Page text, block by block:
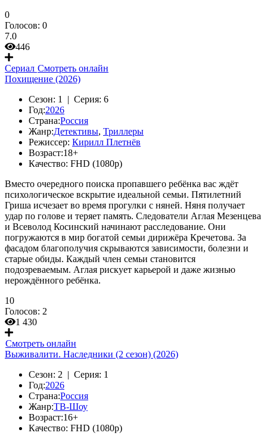
0
Голосов: 0
7.0
446
Сериал Смотреть онлайн
Похищение (2026)
Сезон: 1 | Серия: 6
Год:2026
Страна:Россия
Жанр:Детективы, Триллеры
Режиссер: Кирилл Плетнёв
Возраст:18+
Качество: FHD (1080p)
Вместо очередного поиска пропавшего ребёнка вас ждёт
психологическое вскрытие идеальной семьи. Пятилетний
Гриша исчезает во время прогулки с няней. Няня получает
удар по голове и теряет память. Следователи Аглая Мезенцева
и Всеволод Косинский начинают расследование. Они
погружаются в мир богатой семьи дирижёра Кречетова. За
фасадом благополучия скрываются зависимости, болезни и
старые обиды. Каждый член семьи становится
подозреваемым. Аглая рискует карьерой и даже жизнью
нерождённого ребёнка.
10
Голосов: 2
1 430
Смотреть онлайн
Выживалити. Наследники (2 сезон) (2026)
Сезон: 2 | Серия: 1
Год:2026
Страна:Россия
Жанр:ТВ-Шоу
Возраст:16+
Качество: FHD (1080p)